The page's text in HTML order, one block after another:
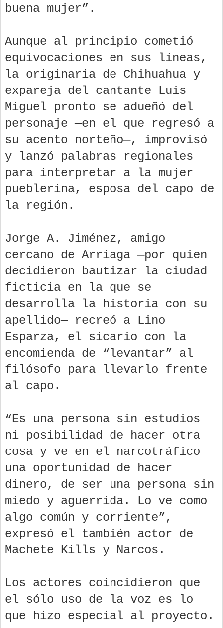
buena mujer”.
Aunque al principio cometió
equivocaciones en sus líneas,
la originaria de Chihuahua y
expareja del cantante Luis
Miguel pronto se adueñó del
personaje —en el que regresó a
su acento norteño—, improvisó
y lanzó palabras regionales
para interpretar a la mujer
pueblerina, esposa del capo de
la región.
Jorge A. Jiménez, amigo
cercano de Arriaga —por quien
decidieron bautizar la ciudad
ficticia en la que se
desarrolla la historia con su
apellido— recreó a Lino
Esparza, el sicario con la
encomienda de “levantar” al
filósofo para llevarlo frente
al capo.
“Es una persona sin estudios
ni posibilidad de hacer otra
cosa y ve en el narcotráfico
una oportunidad de hacer
dinero, de ser una persona sin
miedo y aguerrida. Lo ve como
algo común y corriente”,
expresó el también actor de
Machete Kills y Narcos.
Los actores coincidieron que
el sólo uso de la voz es lo
que hizo especial al proyecto.